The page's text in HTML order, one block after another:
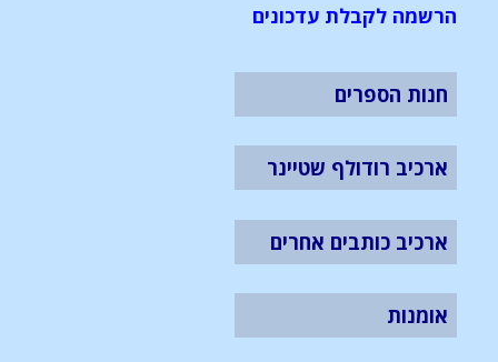
הרשמה לקבלת עדכונים
חנות הספרים
ארכיב רודולף שטיינר
ארכיב כותבים אחרים
אומנות